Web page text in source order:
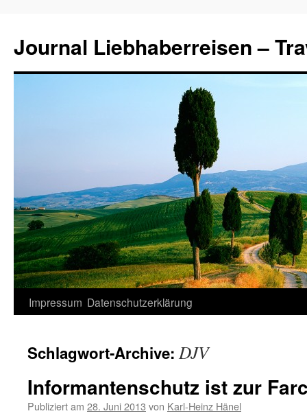
Journal Liebhaberreisen –
Zum
springen
Impressum Datenschutzerklärung
Schlagwort-Archive: DJV
Informantenschutz ist zur
Publiziert am 28. Juni 2013 von Karl-Heinz Hänel